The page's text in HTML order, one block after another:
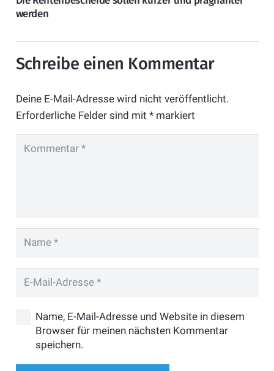
werden
Schreibe einen Kommentar
Deine E-Mail-Adresse wird nicht veröffentlicht.
Erforderliche Felder sind mit *markiert
Name, E-Mail-Adresse und Website in diesem
Browser für meinen nächsten Kommentar
speichern.